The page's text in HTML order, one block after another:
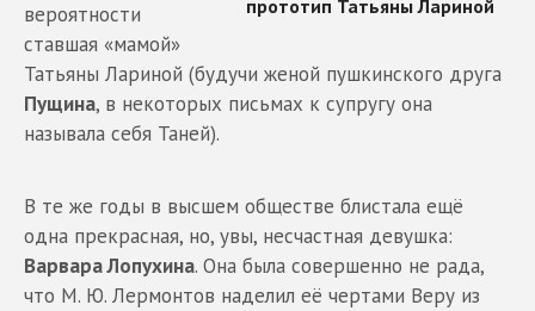
вероятности
ставшая «мамой»
Татьяны Лариной (будучи женой пушкинского друга
Пущина, в некоторых письмах к супругу она
называла себя Таней).
В те же годы в высшем обществе блистала ещё
одна прекрасная, но, увы, несчастная девушка:
Варвара Лопухина. Она была совершенно не рада,
что М. Ю. Лермонтов наделил её чертами Веру из